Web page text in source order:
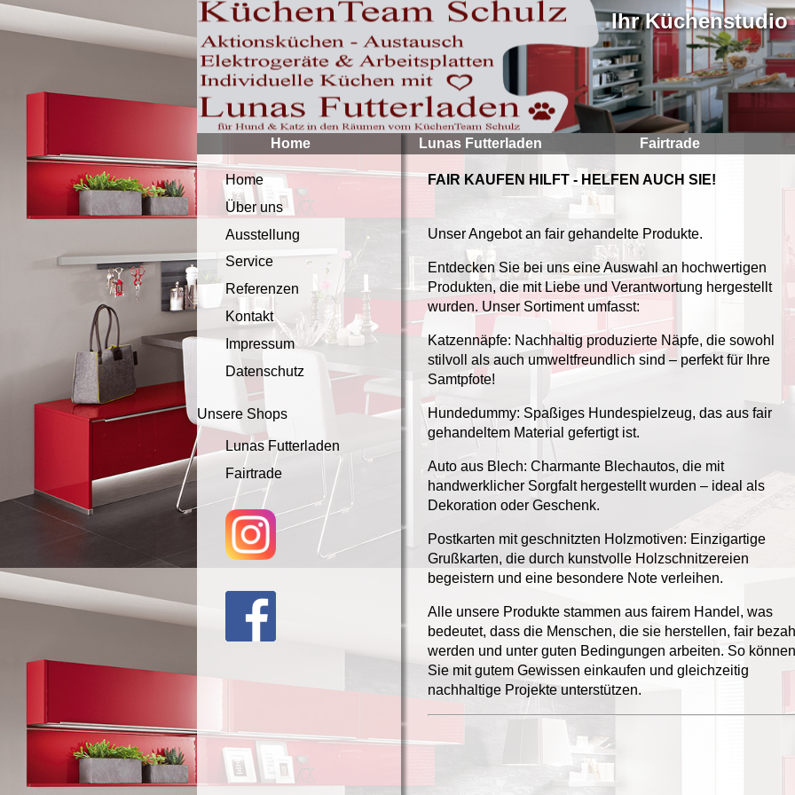
Ihr
Home Lunas Futterladen Fairtrade
Home
Über uns
Ausstellung
Service
Referenzen
Kontakt
Impressum
Datenschutz
Unsere Shops
Lunas Futterladen
Fairtrade
FAIR KAUFEN HILFT - HELFEN AUCH SIE!
Unser Angebot an fair gehandelte Produkte.
Entdecken Sie bei uns eine Auswahl an hochwertigen
Produkten, die mit Liebe und Verantwortung hergestellt
wurden. Unser Sortiment umfasst:
Katzennäpfe: Nachhaltig produzierte Näpfe, die sowohl
stilvoll als auch umweltfreundlich sind – perfekt für Ihre
Samtpfote!
Hundedummy: Spaßiges Hundespielzeug, das aus fair
gehandeltem Material gefertigt ist.
Auto aus Blech: Charmante Blechautos, die mit
handwerklicher Sorgfalt hergestellt wurden – ideal als
Dekoration oder Geschenk.
Postkarten mit geschnitzten Holzmotiven: Einzigartige
Grußkarten, die durch kunstvolle Holzschnitzereien
begeistern und eine besondere Note verleihen.
Alle unsere Produkte stammen aus fairem Handel, was
bedeutet, dass die Menschen, die sie herstellen, fair
werden und unter guten Bedingungen arbeiten. So können
Sie mit gutem Gewissen einkaufen und gleichzeitig
nachhaltige Projekte unterstützen.